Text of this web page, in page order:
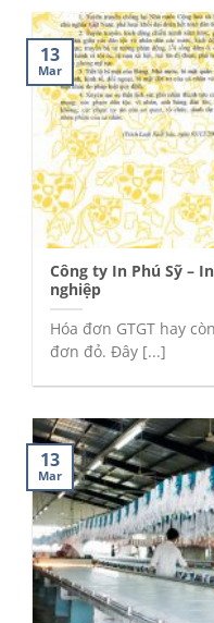
Công ty In Phú Sỹ –
nghiệp
Hóa đơn GTGT hay
đơn đỏ. Đây [...]
13
Mar
13
Mar